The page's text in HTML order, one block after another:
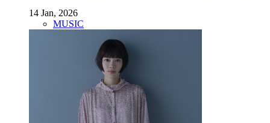
14 Jan, 2026
MUSIC